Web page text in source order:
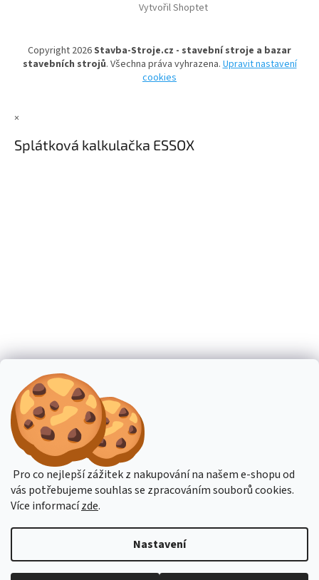
Pro co nejlepší zážitek z nakupování na našem e-shopu od
vás potřebujeme souhlas se zpracováním souborů cookies.
Více informacízde.
Nastavení
Vytvořil Shoptet
Copyright 2026Stavba-Stroje.cz - stavební stroje a bazar
stavebních strojů. Všechna práva vyhrazena. Upravit nastavení
cookies
×
Splátková kalkulačka ESSOX